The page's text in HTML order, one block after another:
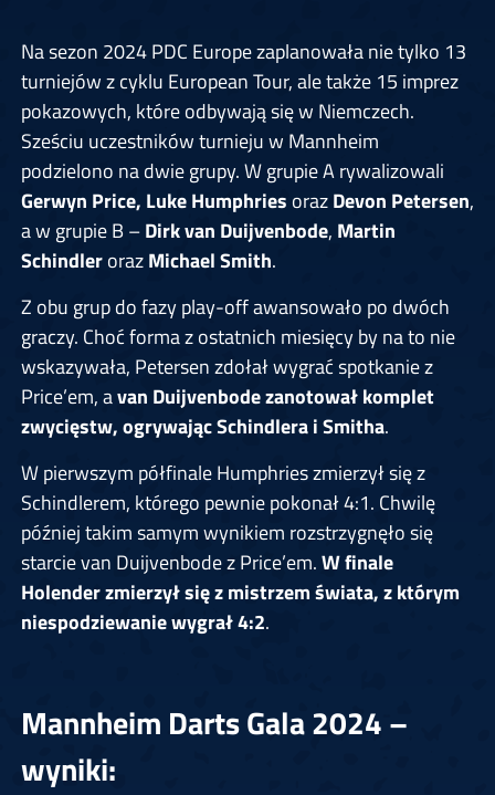
Na sezon 2024 PDC Europe zaplanowała nie tylko 13
turniejów z cyklu European Tour, ale także 15 imprez
pokazowych, które odbywają się w Niemczech.
Sześciu uczestników turnieju w Mannheim
podzielono na dwie grupy. W grupie A rywalizowali
Gerwyn Price, Luke Humphries orazDevon Petersen,
a w grupie B –Dirk van Duijvenbode, Martin
SchindlerorazMichael Smith.
Z obu grup do fazy play-off awansowało po dwóch
graczy. Choć forma z ostatnich miesięcy by na to nie
wskazywała, Petersen zdołał wygrać spotkanie z
Price’em, avan Duijvenbode zanotował komplet
zwycięstw, ogrywając Schindlera i Smitha.
W pierwszym półfinale Humphries zmierzył się z
Schindlerem, którego pewnie pokonał 4:1. Chwilę
później takim samym wynikiem rozstrzygnęło się
starcie van Duijvenbode z Price’em.W finale
Holender zmierzył się z mistrzem świata, z którym
niespodziewanie wygrał 4:2.
Mannheim Darts Gala 2024 –
wyniki: